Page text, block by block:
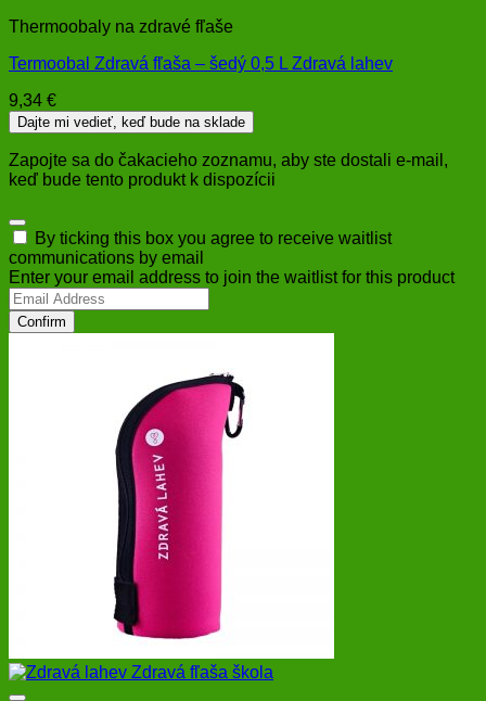
Thermoobaly na zdravé fľaše
Termoobal Zdravá fľaša – šedý 0,5 L Zdravá lahev
9,34 €
Dajte mi vedieť, keď bude na sklade
Zapojte sa do čakacieho zoznamu, aby ste dostali e-mail,
keď bude tento produkt k dispozícii
Dismiss
notification
By ticking this box you agree to receive waitlist
communications by email
Enter your email address to join the waitlist for this product
Confirm